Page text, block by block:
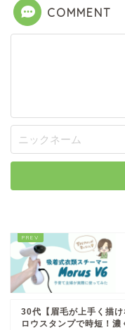
COMMENT
30代【眉毛が上手く描
ロウスタンプで時短！濃